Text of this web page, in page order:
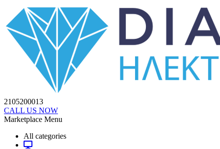
2105200013
CALL US NOW
Marketplace Menu
All categories